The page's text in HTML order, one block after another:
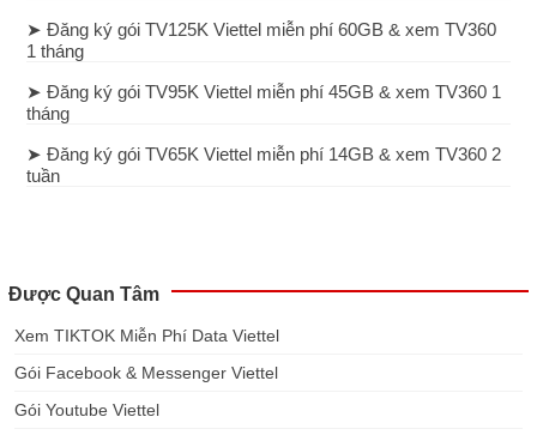
➤ Đăng ký gói TV125K Viettel miễn phí 60GB & xem TV360
1 tháng
➤ Đăng ký gói TV95K Viettel miễn phí 45GB & xem TV360 1
tháng
➤ Đăng ký gói TV65K Viettel miễn phí 14GB & xem TV360 2
tuần
Được Quan Tâm
Xem TIKTOK Miễn Phí Data Viettel
Gói Facebook & Messenger Viettel
Gói Youtube Viettel